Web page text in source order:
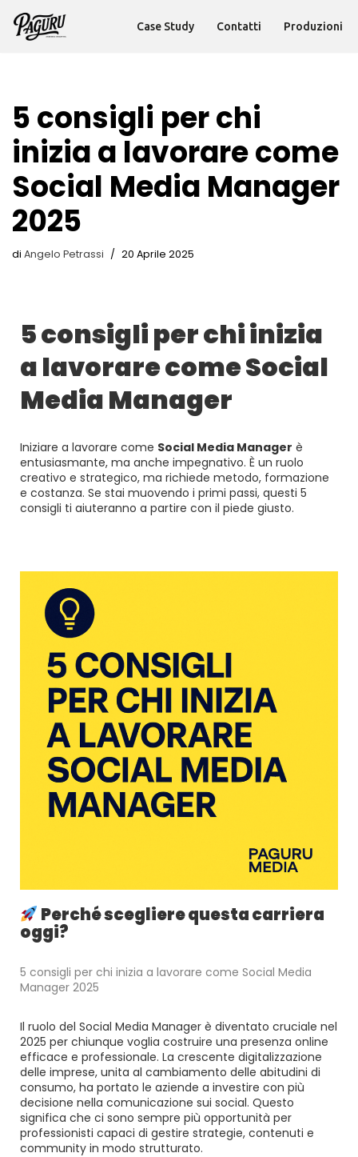
Vai
Case Study Contatti Produzioni
5 consigli per chi
inizia a lavorare come
Social Media Manager
2025
di Angelo Petrassi 20 Aprile 2025
5 consigli per chi inizia
a lavorare come Social
Media Manager
Iniziare a lavorare come Social Media Manager è
entusiasmante, ma anche impegnativo. È un ruolo
creativo e strategico, ma richiede metodo, formazione
e costanza. Se stai muovendo i primi passi, questi 5
consigli ti aiuteranno a partire con il piede giusto.
Perché scegliere questa carriera
oggi?
5 consigli per chi inizia a lavorare come Social Media
Manager 2025
Il ruolo del Social Media Manager è diventato cruciale nel
2025 per chiunque voglia costruire una presenza online
efficace e professionale. La crescente digitalizzazione
delle imprese, unita al cambiamento delle abitudini di
consumo, ha portato le aziende a investire con più
decisione nella comunicazione sui social. Questo
significa che ci sono sempre più opportunità per
professionisti capaci di gestire strategie, contenuti e
community in modo strutturato.